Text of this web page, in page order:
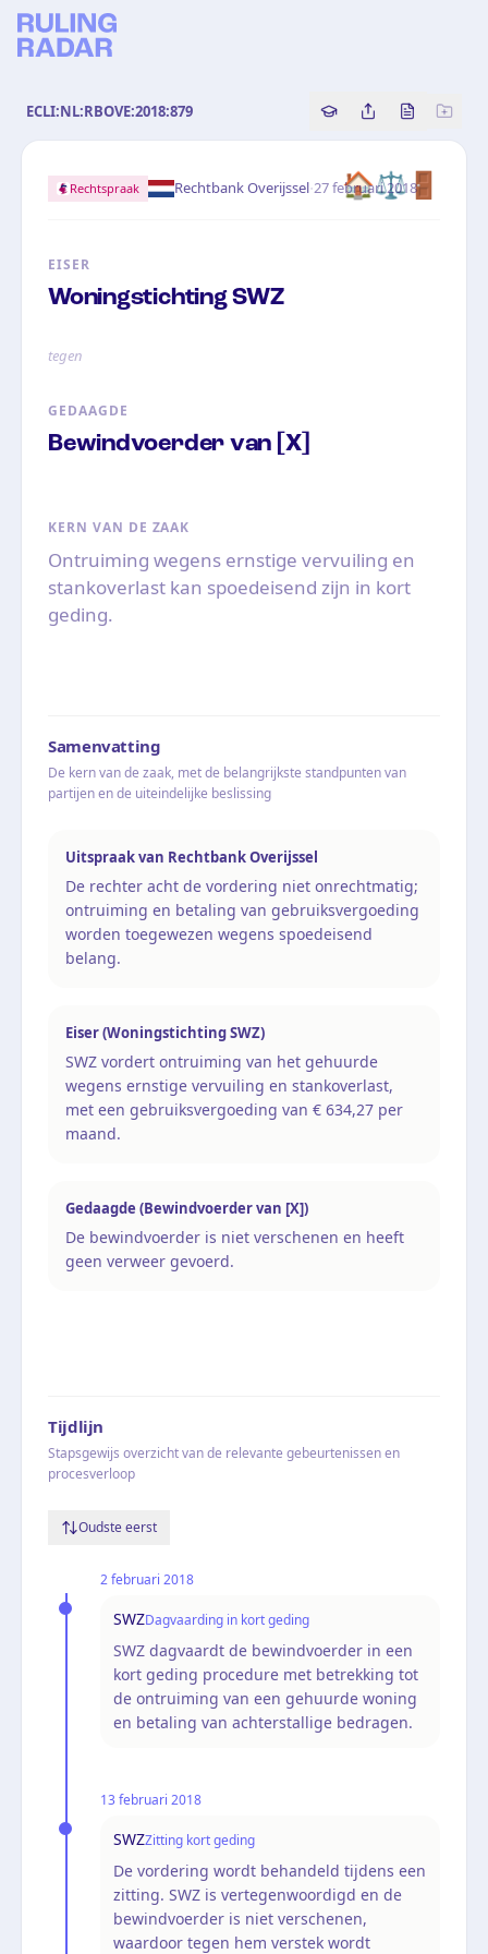
ECLI:NL:RBOVE:2018:879 Copy source
Share this
Bekijk
🏠⚖️🚪
Rechtspraak Rechtbank Overijssel·27 februari 2018
EISER
Woningstichting SWZ
tegen
GEDAAGDE
Bewindvoerder van [X]
KERN VAN DE ZAAK
Ontruiming wegens ernstige vervuiling en
stankoverlast kan spoedeisend zijn in kort
geding.
Samenvatting
De kern van de zaak, met de belangrijkste standpunten van
partijen en de uiteindelijke beslissing
Uitspraak van Rechtbank Overijssel
De rechter acht de vordering niet onrechtmatig;
ontruiming en betaling van gebruiksvergoeding
worden toegewezen wegens spoedeisend
belang.
Eiser (Woningstichting SWZ)
SWZ vordert ontruiming van het gehuurde
wegens ernstige vervuiling en stankoverlast,
met een gebruiksvergoeding van € 634,27 per
maand.
Gedaagde (Bewindvoerder van [X])
De bewindvoerder is niet verschenen en heeft
geen verweer gevoerd.
Tijdlijn
Stapsgewijs overzicht van de relevante gebeurtenissen en
procesverloop
Oudste eerst
2 februari 2018
SWZDagvaarding in kort geding
SWZ dagvaardt de bewindvoerder in een
kort geding procedure met betrekking tot
de ontruiming van een gehuurde woning
en betaling van achterstallige bedragen.
13 februari 2018
SWZZitting kort geding
De vordering wordt behandeld tijdens een
zitting. SWZ is vertegenwoordigd en de
bewindvoerder is niet verschenen,
waardoor tegen hem verstek wordt